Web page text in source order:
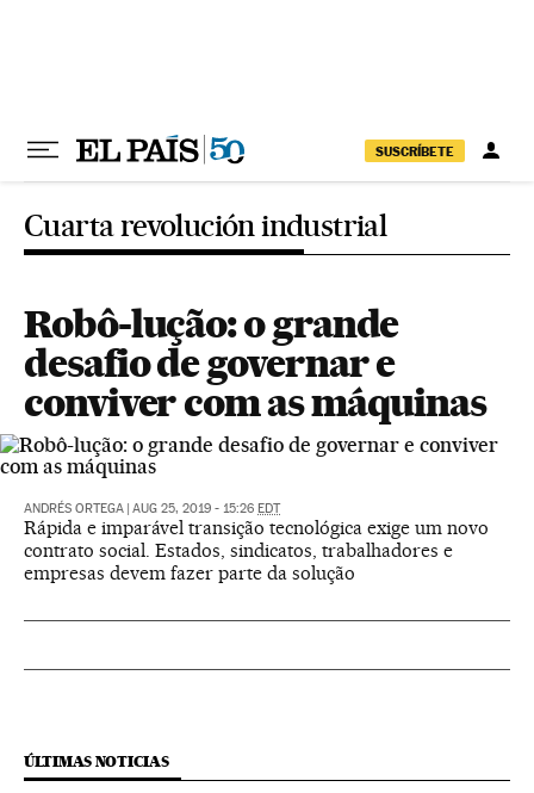
SUSCRÍBETE
Cuarta revolución industrial
Robô-lução: o grande
desafio de governar e
conviver com as máquinas
ANDRÉS ORTEGA | AUG 25, 2019 - 15:26 EDT
Rápida e imparável transição tecnológica exige um novo
contrato social. Estados, sindicatos, trabalhadores e
empresas devem fazer parte da solução
ÚLTIMAS NOTICIAS